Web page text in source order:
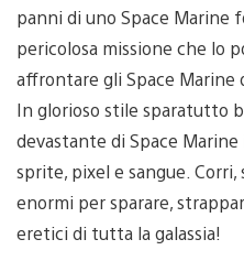
panni di uno Space Marine
pericolosa missione che lo
affrontare gli Space Marine
In glorioso stile sparatutto
devastante di Space
sprite, pixel e sangue.
enormi per sparare,
eretici di tutta la galassia!